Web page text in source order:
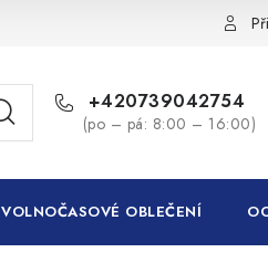
+420739042754
(po – pá: 8:00 – 16:00)
VOLNOČASOVÉ OBLEČENÍ